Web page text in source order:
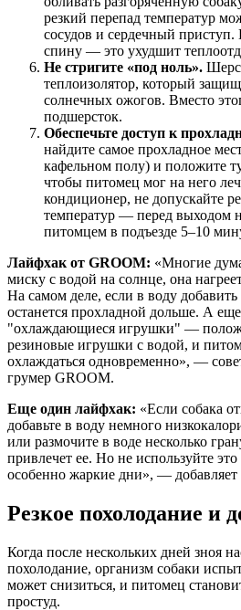
резкий перепад температур
сосудов и сердечный приступ.
спину — это ухудшит
Не стригите «под ноль».
теплоизолятор, который
солнечных ожогов. Вместо
подшерсток.
Обеспечьте доступ к
найдите самое прохладное
кафельном полу) и положите
чтобы питомец мог на него
кондиционер, не допускайте
температур — перед выходом
питомцем в подъезде 5–10
Лайфхак от GROOM: «Многие
миску с водой на солнце, она
На самом деле, если в воду
останется прохладной дольше. А
"охлаждающиеся игрушки" —
резиновые игрушки с водой, и
охлаждаться одновременно», —
грумер GROOM.
Еще один лайфхак: «Если собака
добавьте в воду немного
или размочите в воде несколько
привлечет ее. Но не используйте
особенно жаркие дни», — добавляет
Резкое похолодание и
Когда после нескольких дней зноя
похолодание, организм собаки
может снизиться, и питомец
простуд.